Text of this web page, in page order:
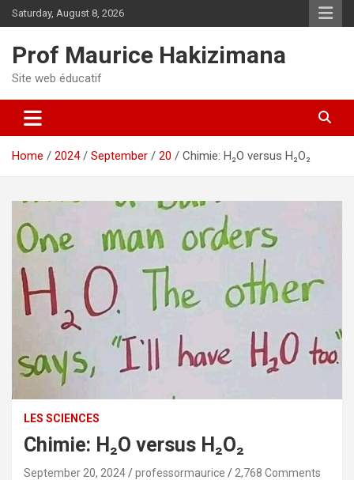
Skip
to
Saturday, August 8, 2026
Prof Maurice Hakizimana
Site web éducatif
Home 2024 September 20 Chimie: H₂O versus H₂O₂
LES SCIENCES
Chimie: H₂O versus H₂O₂
September 20, 2024 professormaurice
2,768 Comments